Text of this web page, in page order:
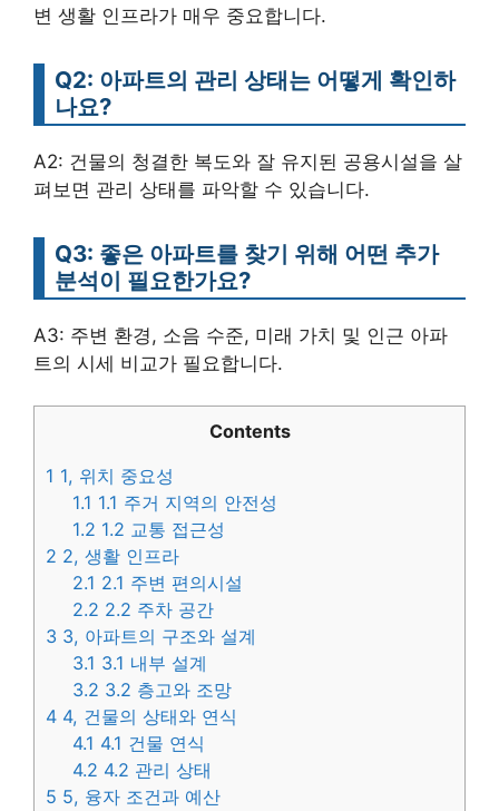
변 생활 인프라가 매우 중요합니다.
Q2: 아파트의 관리 상태는 어떻게 확인하
나요?
A2: 건물의 청결한 복도와 잘 유지된 공용시설을 살
펴보면 관리 상태를 파악할 수 있습니다.
Q3: 좋은 아파트를 찾기 위해 어떤 추가
분석이 필요한가요?
A3: 주변 환경, 소음 수준, 미래 가치 및 인근 아파
트의 시세 비교가 필요합니다.
Contents
1 1, 위치 중요성
1.1 1.1 주거 지역의 안전성
1.2 1.2 교통 접근성
2 2, 생활 인프라
2.1 2.1 주변 편의시설
2.2 2.2 주차 공간
3 3, 아파트의 구조와 설계
3.1 3.1 내부 설계
3.2 3.2 층고와 조망
4 4, 건물의 상태와 연식
4.1 4.1 건물 연식
4.2 4.2 관리 상태
5 5, 융자 조건과 예산